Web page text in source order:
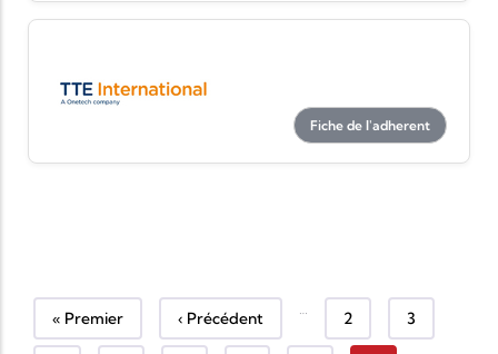
Fiche de l'adherent
Première page
« Premier Page précédente
‹ Précédent … Page
2 Page
3